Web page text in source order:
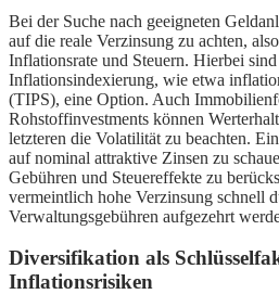
Bei der Suche nach geeigneten
auf die reale Verzinsung zu achten,
Inflationsrate und Steuern. Hierbei
Inflationsindexierung, wie etwa
(TIPS), eine Option. Auch
Rohstoffinvestments können
letzteren die Volatilität zu beachten.
auf nominal attraktive Zinsen zu
Gebühren und Steuereffekte zu
vermeintlich hohe Verzinsung schnell
Verwaltungsgebühren aufgezehrt
Diversifikation als
Inflationsrisiken